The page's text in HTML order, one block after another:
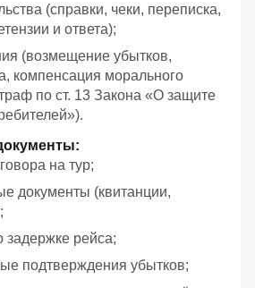
(справки, чеки, переписка,
и ответа);
(возмещение убытков,
компенсация морального
по ст. 13 Закона «О защите
на тур;
документы (квитанции,
задержке рейса;
подтверждения убытков;